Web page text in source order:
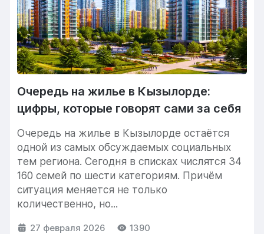
Очередь на жилье в Кызылорде:
цифры, которые говорят сами за себя
Очередь на жилье в Кызылорде остаётся
одной из самых обсуждаемых социальных
тем региона. Сегодня в списках числятся 34
160 семей по шести категориям. Причём
ситуация меняется не только
количественно, но...
27 февраля 2026 1390